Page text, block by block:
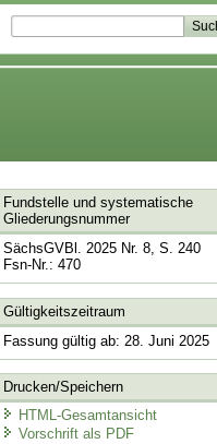
Fundstelle und systematische
Gliederungsnummer
SächsGVBl. 2025 Nr. 8, S. 240
Fsn-Nr.: 470
Gültigkeitszeitraum
Fassung gültig ab: 28. Juni 2025
Drucken/Speichern
HTML-Gesamtansicht
Vorschrift als PDF